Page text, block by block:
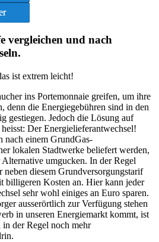
vergleichen und nach
ist extrem leicht!
ins Portemonnaie greifen, um ihre
denn die Energiegebühren sind in den
gestiegen. Jedoch die Lösung auf
Der Energielieferantwechsel!
nach einem GrundGas-
lokalen Stadtwerke beliefert werden,
umgucken. In der Regel
neben diesem Grundversorgungstarif
billigeren Kosten an. Hier kann jeder
sehr wohl einiges an Euro sparen.
ausserörtlich zur Verfügung stehen
in unseren Energiemarkt kommt, ist
in der Regel noch mehr